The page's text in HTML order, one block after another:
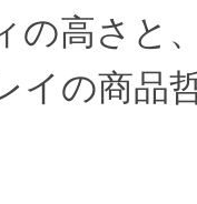
の高さと
イの商品